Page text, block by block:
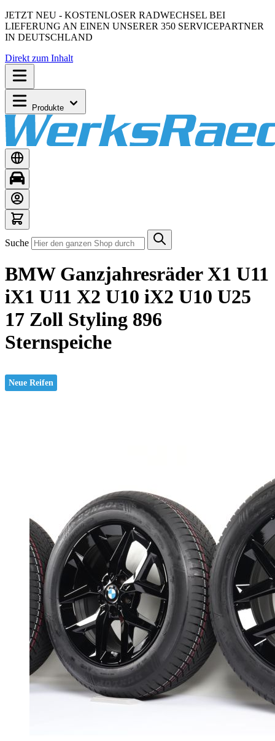
JETZT NEU - KOSTENLOSER RADWECHSEL BEI
LIEFERUNG AN EINEN UNSERER 350 SERVICEPARTNER
IN DEUTSCHLAND
Direkt zum Inhalt
Produkte
Suche
BMW Ganzjahresräder X1 U11
iX1 U11 X2 U10 iX2 U10 U25
17 Zoll Styling 896
Sternspeiche
Neue Reifen